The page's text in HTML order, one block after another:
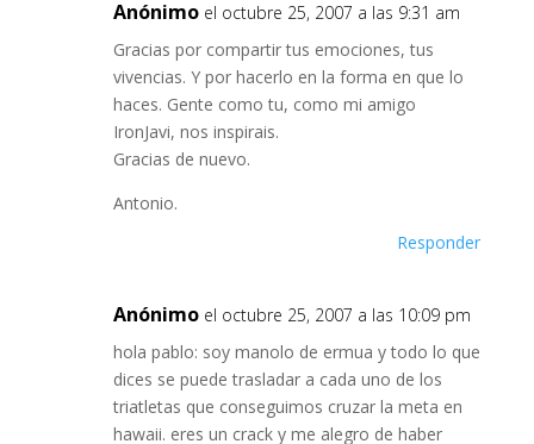
Anónimo el octubre 25, 2007 a las 9:31 am
Gracias por compartir tus emociones, tus
vivencias. Y por hacerlo en la forma en que lo
haces. Gente como tu, como mi amigo
IronJavi, nos inspirais.
Gracias de nuevo.
Antonio.
Responder
Anónimo el octubre 25, 2007 a las 10:09 pm
hola pablo: soy manolo de ermua y todo lo que
dices se puede trasladar a cada uno de los
triatletas que conseguimos cruzar la meta en
hawaii. eres un crack y me alegro de haber